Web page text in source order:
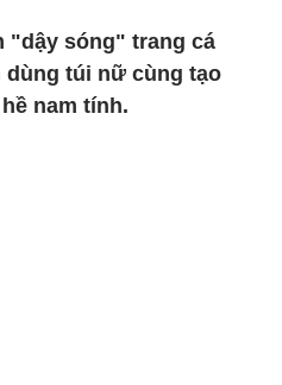
"dậy sóng" trang cá
dùng túi nữ cùng tạo
nam tính.